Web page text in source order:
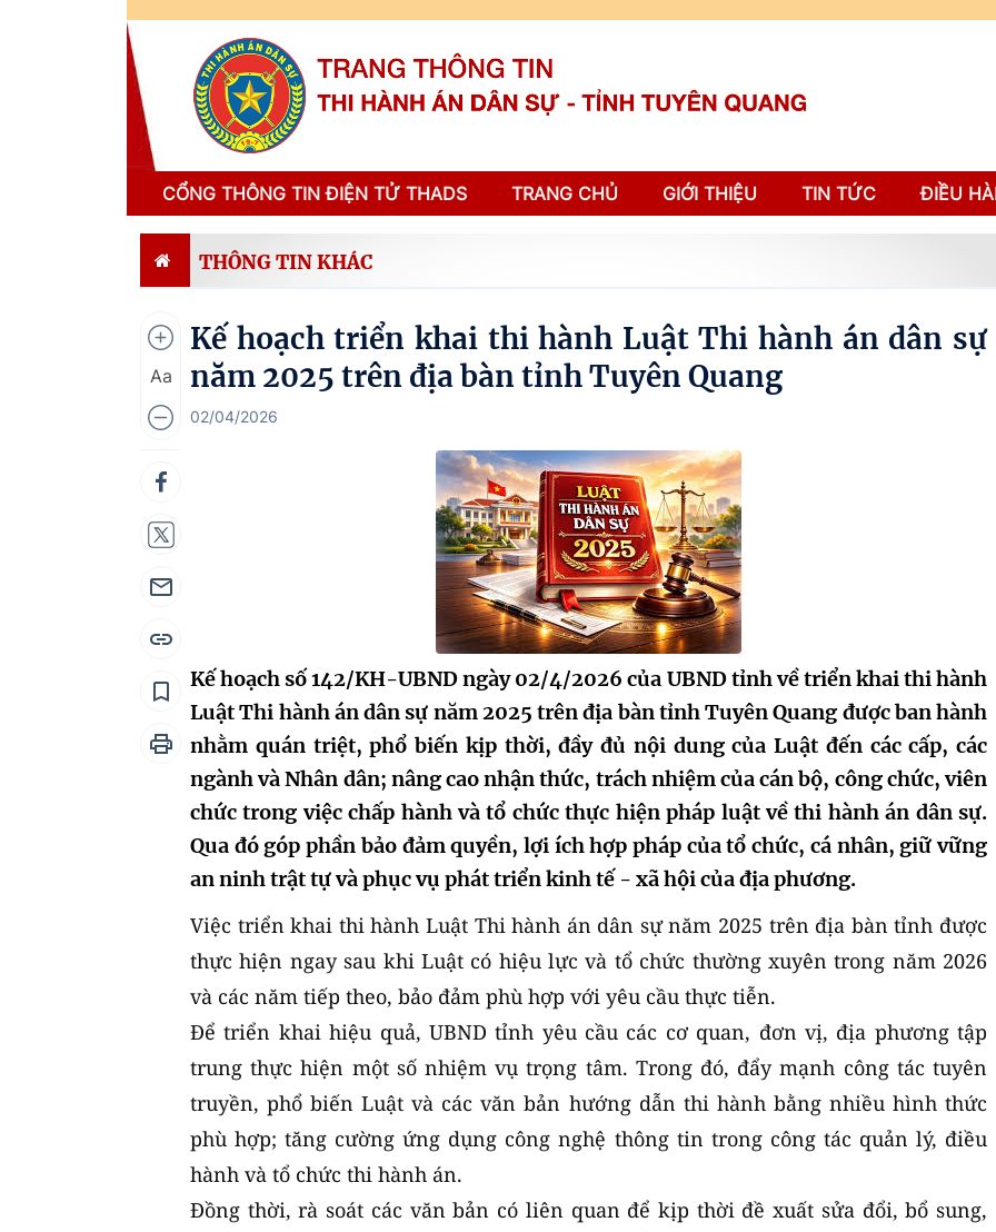
CỔNG THÔNG TIN ĐIỆN TỬ THADS TRANG CHỦ GIỚI THIỆU TIN TỨC ĐIỀU
THÔNG TIN KHÁC
Aa
Kế hoạch triển khai thi hành Luật Thi hành án dân sự
năm 2025 trên địa bàn tỉnh Tuyên Quang
02/04/2026
Kế hoạch số 142/KH-UBND ngày 02/4/2026 của UBND tỉnh về triển khai thi hành
Luật Thi hành án dân sự năm 2025 trên địa bàn tỉnh Tuyên Quang được ban hành
nhằm quán triệt, phổ biến kịp thời, đầy đủ nội dung của Luật đến các cấp, các
ngành và Nhân dân; nâng cao nhận thức, trách nhiệm của cán bộ, công chức, viên
chức trong việc chấp hành và tổ chức thực hiện pháp luật về thi hành án dân sự.
Qua đó góp phần bảo đảm quyền, lợi ích hợp pháp của tổ chức, cá nhân, giữ vững
an ninh trật tự và phục vụ phát triển kinh tế - xã hội của địa phương.
Việc triển khai thi hành Luật Thi hành án dân sự năm 2025 trên địa bàn tỉnh được
thực hiện ngay sau khi Luật có hiệu lực và tổ chức thường xuyên trong năm 2026
và các năm tiếp theo, bảo đảm phù hợp với yêu cầu thực tiễn.
Để triển khai hiệu quả, UBND tỉnh yêu cầu các cơ quan, đơn vị, địa phương tập
trung thực hiện một số nhiệm vụ trọng tâm. Trong đó, đẩy mạnh công tác tuyên
truyền, phổ biến Luật và các văn bản hướng dẫn thi hành bằng nhiều hình thức
phù hợp; tăng cường ứng dụng công nghệ thông tin trong công tác quản lý, điều
hành và tổ chức thi hành án.
Đồng thời, rà soát các văn bản có liên quan để kịp thời đề xuất sửa đổi, bổ sung,